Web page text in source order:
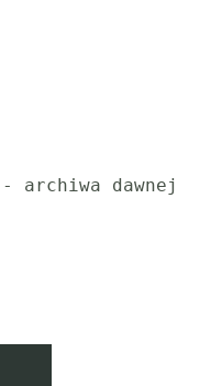
- archiwa dawnej